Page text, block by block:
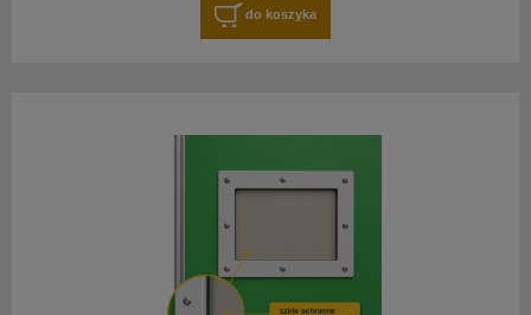
do koszyka